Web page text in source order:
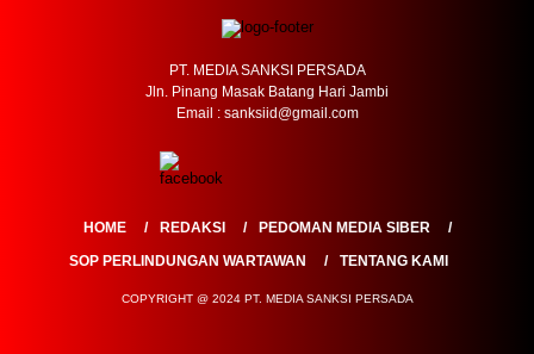
PT. MEDIA SANKSI PERSADA
Jln. Pinang Masak Batang Hari Jambi
Email : sanksiid@gmail.com